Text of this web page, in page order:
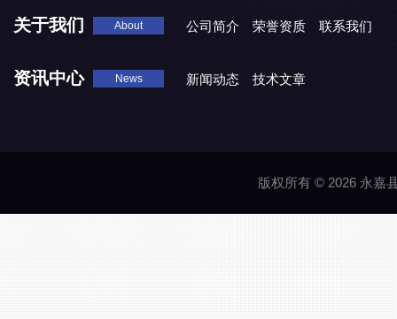
关于我们 About 公司简介 荣誉资质 联系我们
资讯中心 News 新闻动态 技术文章
版权所有 © 2026 永嘉